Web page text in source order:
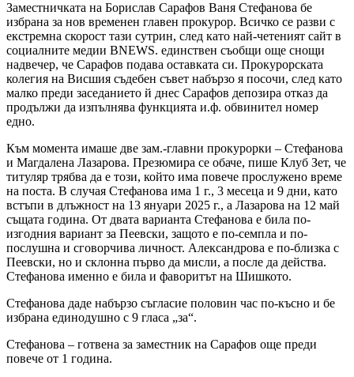
Заместничката на Борислав Сарафов Ваня Стефанова бе
избрана за нов временен главен прокурор. Всичко се разви с
екстремна скорост тази сутрин, след като най-четеният сайт в
социалните медии BNEWS. единствен съобщи още снощи
надвечер, че Сарафов подава оставката си. Прокурорската
колегия на Висшия съдебен съвет набързо я посочи, след като
малко преди заседанието й днес Сарафов депозира отказ да
продължи да изпълнява функцията и.ф. обвинител номер
едно.
Към момента имаше две зам.-главни прокурорки – Стефанова
и Магдалена Лазарова. Презюмира се обаче, пише Клуб Зет, че
титуляр трябва да е този, който има повече прослужено време
на поста. В случая Стефанова има 1 г., 3 месеца и 9 дни, като
встъпи в длъжност на 13 януари 2025 г., а Лазарова на 12 май
същата година. От двата варианта Стефанова е била по-
изгодния вариант за Пеевски, защото е по-семпла и по-
послушна и сговорчива личност. Александрова е по-близка с
Пеевски, но и склонна първо да мисли, а после да действа.
Стефанова именно е била и фаворитът на Шишкото.
Стефанова даде набързо съгласие половин час по-късно и бе
избрана единодушно с 9 гласа „за“.
Стефанова – готвена за заместник на Сарафов още преди
повече от 1 година.